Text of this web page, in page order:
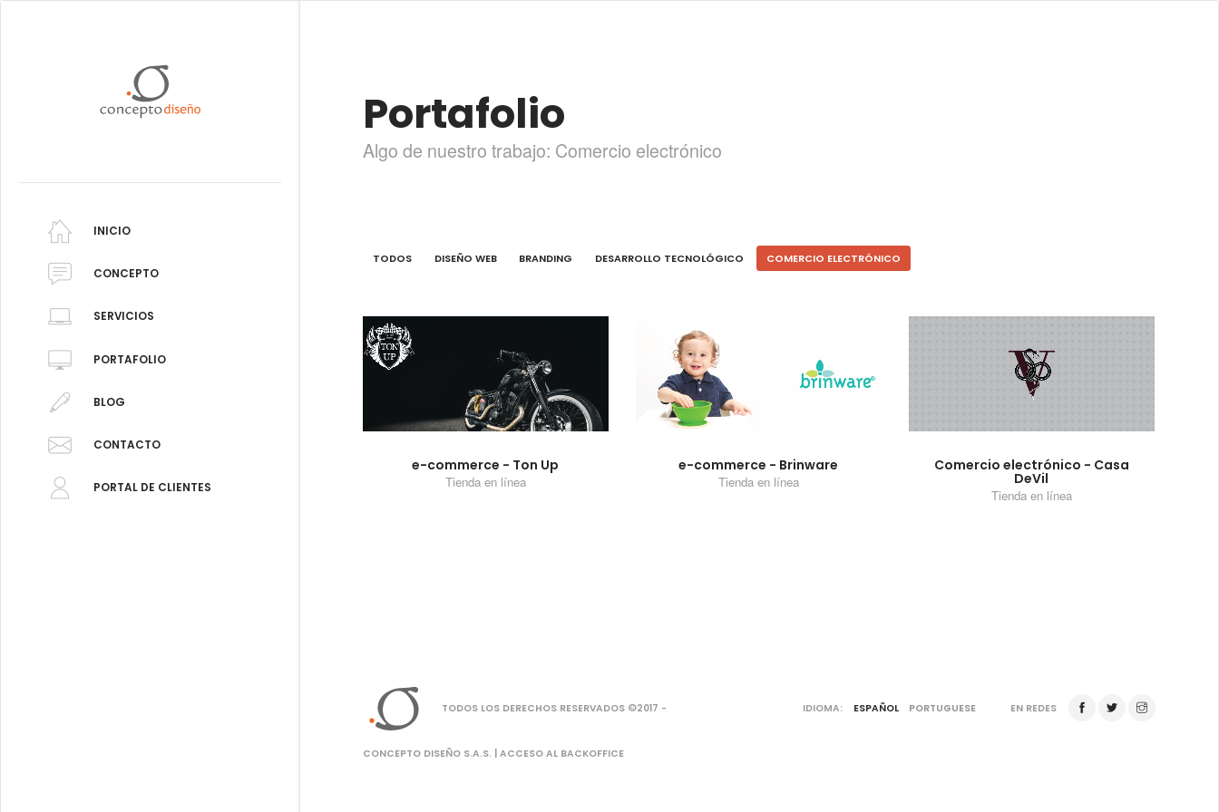
INICIO
CONCEPTO
SERVICIOS
PORTAFOLIO
BLOG
CONTACTO
PORTAL DE CLIENTES
Portafolio
Algo de nuestro trabajo: Comercio electrónico
TODOS DISEÑO WEB BRANDING DESARROLLO TECNOLÓGICO COMERCIO ELECTRÓNICO
e-commerce - Ton Up
Tienda en línea
e-commerce - Brinware
Tienda en línea
Comercio electrónico - Casa
DeVil
Tienda en línea
TODOS LOS DERECHOS RESERVADOS ©2017 -
CONCEPTO DISEÑO S.A.S. | ACCESO AL BACKOFFICE
IDIOMA: ESPAÑOL PORTUGUESE EN REDES